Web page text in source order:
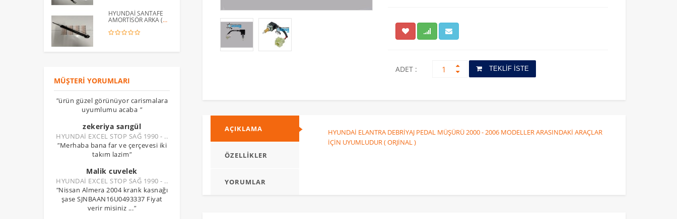
HYUNDAİ SANTAFE
AMORTİSÖR ARKA (
26000
NİSSAN PATHFINDER
KALORİFER
RADYATÖRÜ ( 2005 -
2010 ) / 27140-EB01A
2018 - 2023 ) / 25100-
MÜŞTERI YORUMLARI
"ürün güzel görünüyor carismalara
uyumlumu acaba "
zekeriya sarıgül
HYUNDAİ EXCEL STOP SAĞ 1990 - ..
"Merhaba bana far ve çerçevesi iki
takım lazim"
Malik cuvelek
HYUNDAİ EXCEL STOP SAĞ 1990 - ..
"Nissan Almera 2004 krank kasnağı
şase SJNBAAN16U0493337 Fiyat
verir misiniz ..."
ADET : TEKLİF İSTE
AÇIKLAMA
ÖZELLİKLER
YORUMLAR
HYUNDAİ ELANTRA DEBRİYAJ PEDAL MÜŞÜRÜ 2000 - 2006 MODELLER ARASINDAKİ ARAÇLAR
İÇİN UYUMLUDUR ( ORJİNAL )